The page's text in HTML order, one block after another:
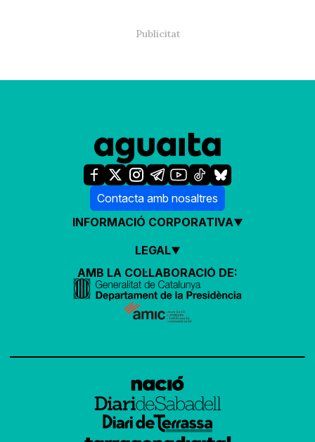
Contacta amb nosaltres
INFORMACIÓ CORPORATIVA
LEGAL
AMB LA COL·LABORACIÓ DE: